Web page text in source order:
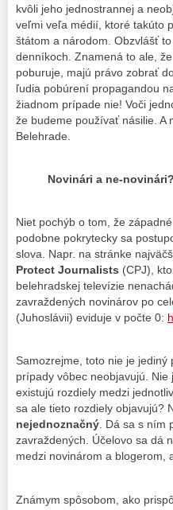
kvôli jeho jednostrannej a
veľmi veľa médií, ktoré takúto
štátom a národom. Obzvlášť
denníkoch. Znamená to ale,
poburuje, majú právo zobrať
ľudia pobúrení propagandou
žiadnom prípade nie! Voči
že budeme používať násilie. A
Belehrade.
Novinári a ne-novinári?
Niet pochýb o tom, že
podobne pokrytecky sa
slova. Napr. na stránke
Protect Journalists (CPJ),
belehradskej televízie
zavraždených novinárov po
(Juhoslávii) eviduje v počte 0:
Samozrejme, toto nie je
prípady vôbec neobjavujú.
existujú rozdiely medzi
sa ale tieto rozdiely objavujú?
nejednoznačný. Dá sa s ním
zavraždených. Účelovo sa dá
medzi novinárom a blogerom,
Známym spôsobom, ako